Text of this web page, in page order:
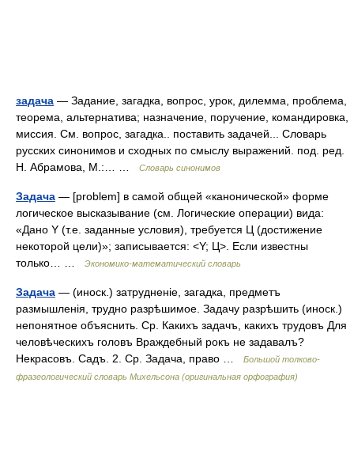
задача — Задание, загадка, вопрос, урок, дилемма, проблема,
теорема, альтернатива; назначение, поручение, командировка,
миссия. См. вопрос, загадка.. поставить задачей... Словарь
русских синонимов и сходных по смыслу выражений. под. ред.
Н. Абрамова, М.:… …
Словарь синонимов
Задача — [problem] в самой общей «канонической» форме
логическое высказывание (см. Логические операции) вида:
«Дано Y (т.е. заданные условия), требуется Ц (достижение
некоторой цели)»; записывается: <Y; Ц>. Если известны
только… …
Экономико-математический словарь
Задача — (иноск.) затрудненіе, загадка, предметъ
размышленія, трудно разрѣшимое. Задачу разрѣшить (иноск.)
непонятное объяснить. Ср. Какихъ задачъ, какихъ трудовъ Для
человѣческихъ головъ Враждебный рокъ не задавалъ?
Некрасовъ. Садъ. 2. Ср. Задача, право …
Большой толково-
фразеологический словарь Михельсона (оригинальная орфография)